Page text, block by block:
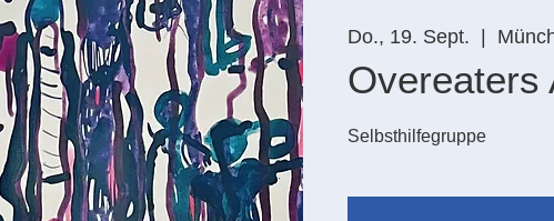
Do., 19. Sept.
Overeaters
Selbsthilfegruppe